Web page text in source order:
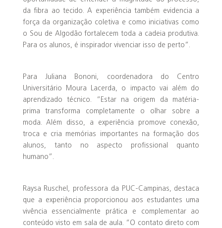
da fibra ao tecido. A experiência também evidencia a
força da organização coletiva e como iniciativas como
o Sou de Algodão fortalecem toda a cadeia produtiva.
Para os alunos, é inspirador vivenciar isso de perto”.
Para Juliana Bononi, coordenadora do Centro
Universitário Moura Lacerda, o impacto vai além do
aprendizado técnico. “Estar na origem da matéria-
prima transforma completamente o olhar sobre a
moda. Além disso, a experiência promove conexão,
troca e cria memórias importantes na formação dos
alunos, tanto no aspecto profissional quanto
humano”.
Raysa Ruschel, professora da PUC-Campinas, destaca
que a experiência proporcionou aos estudantes uma
vivência essencialmente prática e complementar ao
conteúdo visto em sala de aula. “O contato direto com